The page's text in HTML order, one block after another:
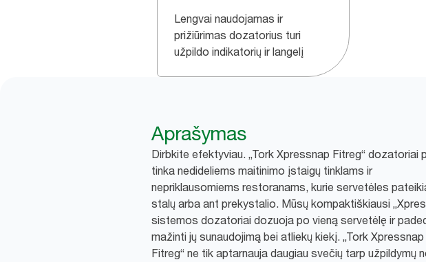
Lengvai naudojamas ir
prižiūrimas dozatorius turi
užpildo indikatorių ir langelį
Aprašymas
Dirbkite efektyviau. „Tork Xpressnap Fitreg“ dozatoriai
tinka nedideliems maitinimo įstaigų tinklams ir
nepriklausomiems restoranams, kurie servetėles
stalų arba ant prekystalio. Mūsų kompaktiškiausi
sistemos dozatoriai dozuoja po vieną servetėlę ir
mažinti jų sunaudojimą bei atliekų kiekį. „Tork Xpressnap
Fitreg“ ne tik aptarnauja daugiau svečių tarp užpildymų